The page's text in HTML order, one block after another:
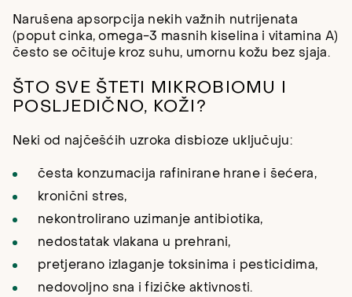
Narušena apsorpcija nekih važnih nutrijenata
(poput cinka, omega-3 masnih kiselina i vitamina A)
često se očituje kroz suhu, umornu kožu bez sjaja.
ŠTO SVE ŠTETI MIKROBIOMU I
POSLJEDIČNO, KOŽI?
Neki od najčešćih uzroka disbioze uključuju:
česta konzumacija rafinirane hrane i šećera,
kronični stres,
nekontrolirano uzimanje antibiotika,
nedostatak vlakana u prehrani,
pretjerano izlaganje toksinima i pesticidima,
nedovoljno sna i fizičke aktivnosti.